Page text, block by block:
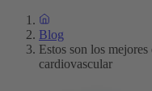
Blog
Estos son los
cardiovascular